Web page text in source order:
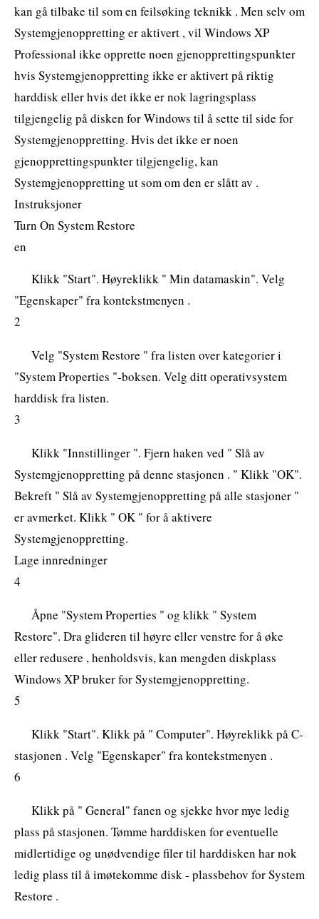
kan gå tilbake til som en feilsøking teknikk . Men selv om
Systemgjenoppretting er aktivert , vil Windows XP
Professional ikke opprette noen gjenopprettingspunkter
hvis Systemgjenoppretting ikke er aktivert på riktig
harddisk eller hvis det ikke er nok lagringsplass
tilgjengelig på disken for Windows til å sette til side for
Systemgjenoppretting. Hvis det ikke er noen
gjenopprettingspunkter tilgjengelig, kan
Systemgjenoppretting ut som om den er slått av .
Instruksjoner
Turn On System Restore
en
Klikk "Start". Høyreklikk " Min datamaskin". Velg
"Egenskaper" fra kontekstmenyen .
2
Velg "System Restore " fra listen over kategorier i
"System Properties "-boksen. Velg ditt operativsystem
harddisk fra listen.
3
Klikk "Innstillinger ". Fjern haken ved " Slå av
Systemgjenoppretting på denne stasjonen . " Klikk "OK".
Bekreft " Slå av Systemgjenoppretting på alle stasjoner "
er avmerket. Klikk " OK " for å aktivere
Systemgjenoppretting.
Lage innredninger
4
Åpne "System Properties " og klikk " System
Restore". Dra glideren til høyre eller venstre for å øke
eller redusere , henholdsvis, kan mengden diskplass
Windows XP bruker for Systemgjenoppretting.
5
Klikk "Start". Klikk på " Computer". Høyreklikk på C-
stasjonen . Velg "Egenskaper" fra kontekstmenyen .
6
Klikk på " General" fanen og sjekke hvor mye ledig
plass på stasjonen. Tømme harddisken for eventuelle
midlertidige og unødvendige filer til harddisken har nok
ledig plass til å imøtekomme disk - plassbehov for System
Restore .